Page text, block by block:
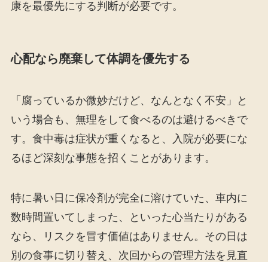
康を最優先にする判断が必要です。
心配なら廃棄して体調を優先する
「腐っているか微妙だけど、なんとなく不安」と
いう場合も、無理をして食べるのは避けるべきで
す。食中毒は症状が重くなると、入院が必要にな
るほど深刻な事態を招くことがあります。
特に暑い日に保冷剤が完全に溶けていた、車内に
数時間置いてしまった、といった心当たりがある
なら、リスクを冒す価値はありません。その日は
別の食事に切り替え、次回からの管理方法を見直